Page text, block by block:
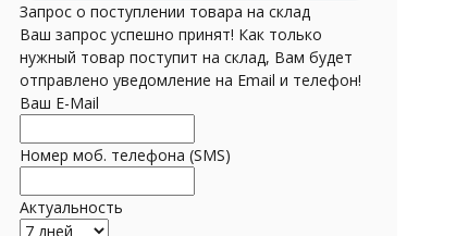
Запрос о поступлении товара на склад
Ваш запрос успешно принят! Как только
нужный товар поступит на склад, Вам будет
отправлено уведомление на Email и телефон!
Ваш E-Mail
Номер моб. телефона (SMS)
Актуальность